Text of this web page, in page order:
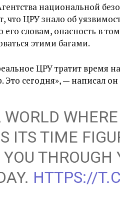
национальной
что ЦРУ знало об
словам, опасность в
этими багами.
ЦРУ тратит время
Это сегодня», — написал
ITS TIME
THROUGH
HTTPS://